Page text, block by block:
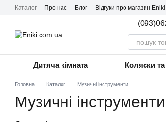
Перейти до основного контенту
Каталог Про нас Блог Відгуки про магазин
Дитяча кімната Коляски та
Головна Каталог Музичні інструменти
Музичні інструменти